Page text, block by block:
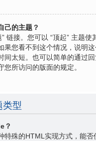
己的主题？
” 链接。您可以 “顶起” 主题
果您看不到这个情况，说明
间太短。也可以简单的通过回
您所访问的版面的规定。
型
？
特殊的HTML实现方式，能否